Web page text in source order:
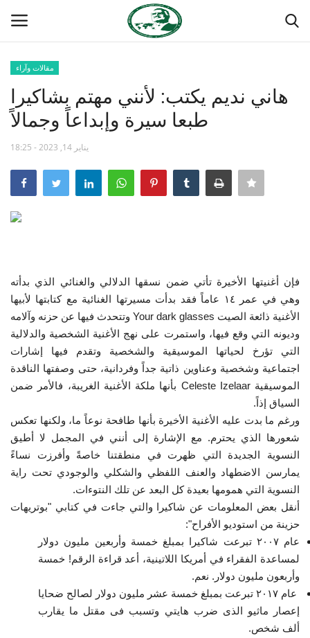
الصفحة الرئيسية
مدرسة الطليعة الوطنية
فريق العمل
إرث جمال عبدالناصر
أخبار
منحة ناصر للقيادة الدولية
مرجعياتنا
المواطن العالمي
مقالات وآراء
هاني نديم يكتب: لأنني مهتم بشاكيرا
طبعا سيرة وإبداعاً وجمالاً
يناير 14, 2023 - 18:25
فإن أغنيتها الأخيرة تأتي ضمن نسقها الدلالي والغنائي الذي بدأته
وهي في عمر ١٤ عاماً فقد بدأت مسيرتها الغنائية مع كتابتها لأبيها
الأغنية ذائعة الصيت Your dark glasses وتتحدث فيها عن حزنه وآلامه
وديونه التي وقع فيها، واستمرت على نهج الأغنية الشخصية والدلالية
التي تؤرخ لحياتها الموسيقية والشخصية وتقدم فيها إشارات
اجتماعية وشخصية وعناوين ذاتية جداً وفردانية، حتى وصفتها الناقدة
الموسيقية Celeste Izelaar بأنها ملكة الأغنية الغريبة،
فالأمر ضمن
السياق إذاً.
ورغم ما بدت عليه الأغنية الأخيرة بأنها طافحة نوعاً ما، ولكنها تعكس
شعورها الذي يحترم. مع الإشارة إلى أنني في المجمل لا أطيق
النسوية الجديدة التي ظهرت في منطقتنا خاصةً وأفرزت نساءً
يمارسن الاضطهاد والعنف اللفظي والشكلي والوجودي تحت راية
النسوية التي همومها بعيدة كل البعد عن تلك النتوءات.
أنقل بعض المعلومات عن شاكيرا والتي جاءت في كتابي "بوتريهات
حزينة من استوديو الأفراح":
عام ٢٠٠٧ تبرعت شاكيرا بمبلغ خمسة وأربعين مليون دولار
لمساعدة الفقراء في أمريكا اللاتينية، أعد قراءة الرقم! خمسة
وأربعون مليون دولار. نعم.
عام ٢٠١٧ تبرعت بمبلغ خمسة عشر مليون دولار لصالح ضحايا
إعصار ماثيو الذى ضرب هايتي وتسبب فى مقتل ما يقارب
ألف شخص.